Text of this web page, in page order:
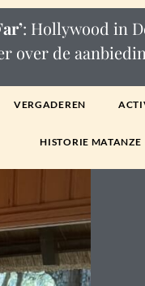
: Hollywood in
over de
VERGADEREN
HISTORIE MATANZE